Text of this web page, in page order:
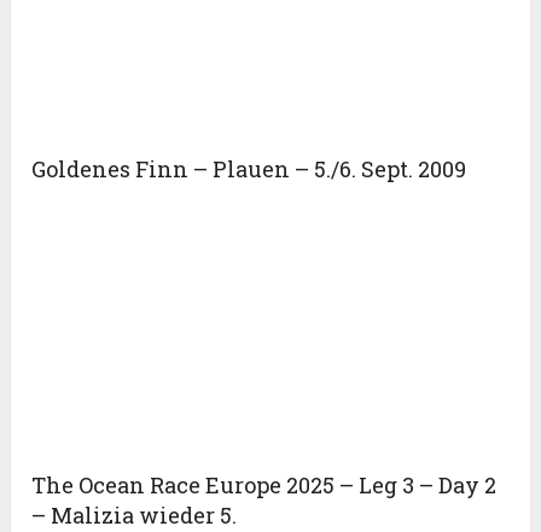
Goldenes Finn – Plauen – 5./6. Sept. 2009
The Ocean Race Europe 2025 – Leg 3 – Day 2
– Malizia wieder 5.